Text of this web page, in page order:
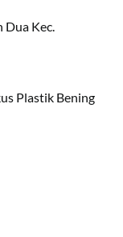
Dua Kec.
Plastik Bening